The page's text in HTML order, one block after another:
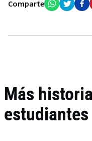
Comparte
Más
estudiantes